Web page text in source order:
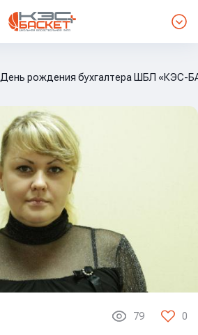
День рождения бухгалтера ШБЛ «КЭС-
79 0